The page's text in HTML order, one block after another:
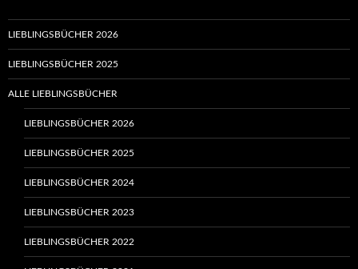
LIEBLINGSBÜCHER 2026
LIEBLINGSBÜCHER 2025
ALLE LIEBLINGSBÜCHER
LIEBLINGSBÜCHER 2026
LIEBLINGSBÜCHER 2025
LIEBLINGSBÜCHER 2024
LIEBLINGSBÜCHER 2023
LIEBLINGSBÜCHER 2022